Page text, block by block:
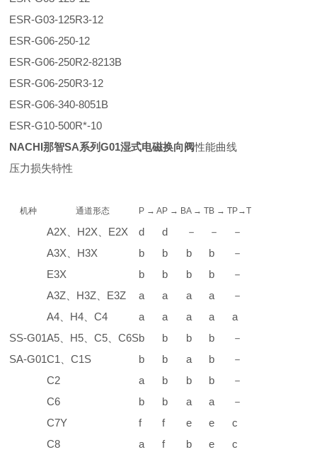
ESR-G03-125R3-12
ESR-G06-250-12
ESR-G06-250R2-8213B
ESR-G06-250R3-12
ESR-G06-340-8051B
ESR-G10-500R*-10
NACHI那智SA系列G01湿式电磁换向阀性能曲线
压力损失特性
机种 通道形态 P → AP → BA → TB → TP→T
SS-G01
SA-G01
A2X、H2X、E2X d d － －
－
A3X、H3X
b b b b
－
E3X
b b b b
－
A3Z、H3Z、E3Z
a a a a
－
A4、H4、C4
a a a a
a
A5、H5、C5、C6Sb b b b
－
C1、C1S
b b a b
－
C2
a b b b
－
C6
b b a a
－
C7Y
f f e e
c
C8
a f b e
c